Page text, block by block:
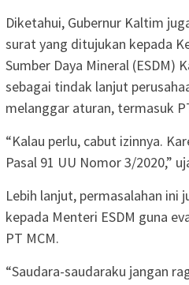
Diketahui, Gubernur Kaltim
surat yang ditujukan kepada
Sumber Daya Mineral (ESDM)
sebagai tindak lanjut
melanggar aturan, termasuk
“Kalau perlu, cabut izinnya.
Pasal 91 UU Nomor 3/2020,”
Lebih lanjut, permasalahan ini
kepada Menteri ESDM guna
PT MCM.
“Saudara-saudaraku jangan